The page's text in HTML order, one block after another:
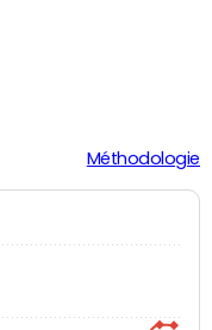
Méthodologie